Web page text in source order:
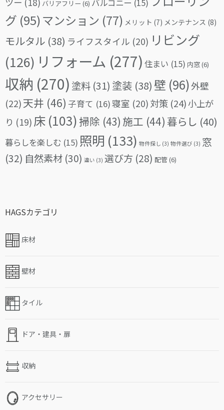
バリアフリー (6) バルコニー (15)
グ (95)マンション (77) メリット (7) メンテナンス (8)
モルタル (38) ライフスタイル (20) リビング
(126) リフォーム (277) 住まい (15) 内窓(6)
収納 (270) 塗料 (31) 塗装 (38) 壁 (96)外壁
(22)天井 (46) 子育て (16)寝室 (20) 対策 (24)小上が
り (19) 床 (103)掃除 (43) 施工 (44) 暮らし (40)
暮らしを楽しむ (15) 照明 (133) 物件探し (3) 物件選び (3) 窓
(32) 自然素材 (30) 違い (3) 選び方 (28) 配管(6)
HAGSカテゴリ
床材
壁材
タイル
ドア・建具・扉
収納
アクセサリー